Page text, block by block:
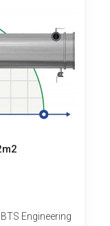
BTS Engineering